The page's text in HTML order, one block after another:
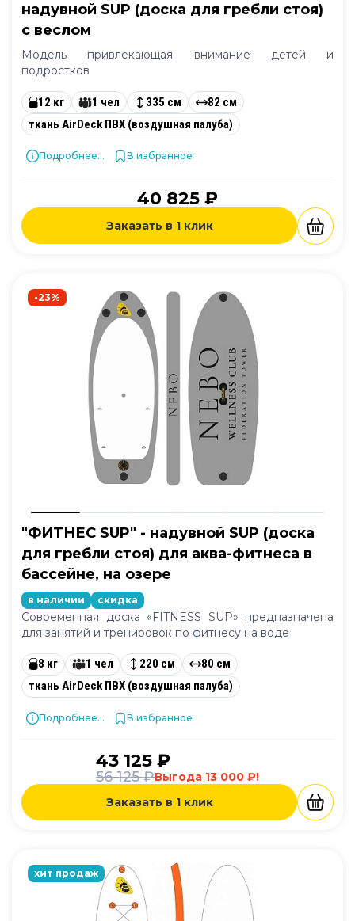
надувной SUP (доска для гребли стоя)
с веслом
Модель привлекающая внимание детей и
подростков
12 кг 1 чел 335 см
82 см
ткань AirDeck ПВХ (воздушная палуба)
Подробнее... В избранное
40 825 ₽
Заказать в 1 клик
-23%
"ФИТНЕС SUP" - надувной SUP (доска
для гребли стоя) для аква-фитнеса в
бассейне, на озере
в наличии скидка
Современная доска «FITNESS SUP» предназначена
для занятий и тренировок по фитнесу на воде
8 кг 1 чел 220 см
80 см
ткань AirDeck ПВХ (воздушная палуба)
Подробнее... В избранное
43 125 ₽
56 125 ₽Выгода 13 000 ₽!
Заказать в 1 клик
хит продаж